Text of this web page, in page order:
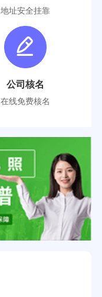
地址安全挂靠
公司核名
在线免费核名